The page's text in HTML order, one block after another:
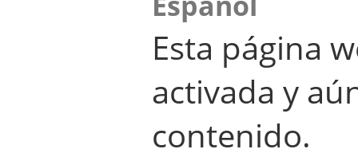
Esta página
activada y
contenido.